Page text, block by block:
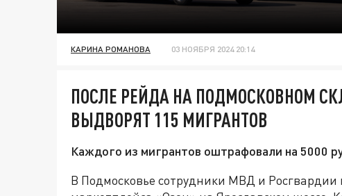
КАРИНА РОМАНОВА 03 НОЯБРЯ 2024 20:14
ПОСЛЕ РЕЙДА НА ПОДМОСКОВНОМ
ВЫДВОРЯТ 115 МИГРАНТОВ
Каждого из мигрантов оштрафовали на 5000
В Подмосковье сотрудники МВД и